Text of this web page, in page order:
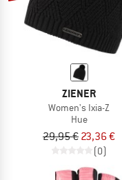
ZIENER
Women's Ixia-Z
Hue
29,95 € 23,36 €
(0)